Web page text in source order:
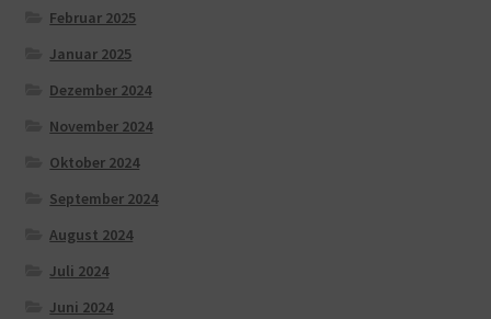
Februar 2025
Januar 2025
Dezember 2024
November 2024
Oktober 2024
September 2024
August 2024
Juli 2024
Juni 2024